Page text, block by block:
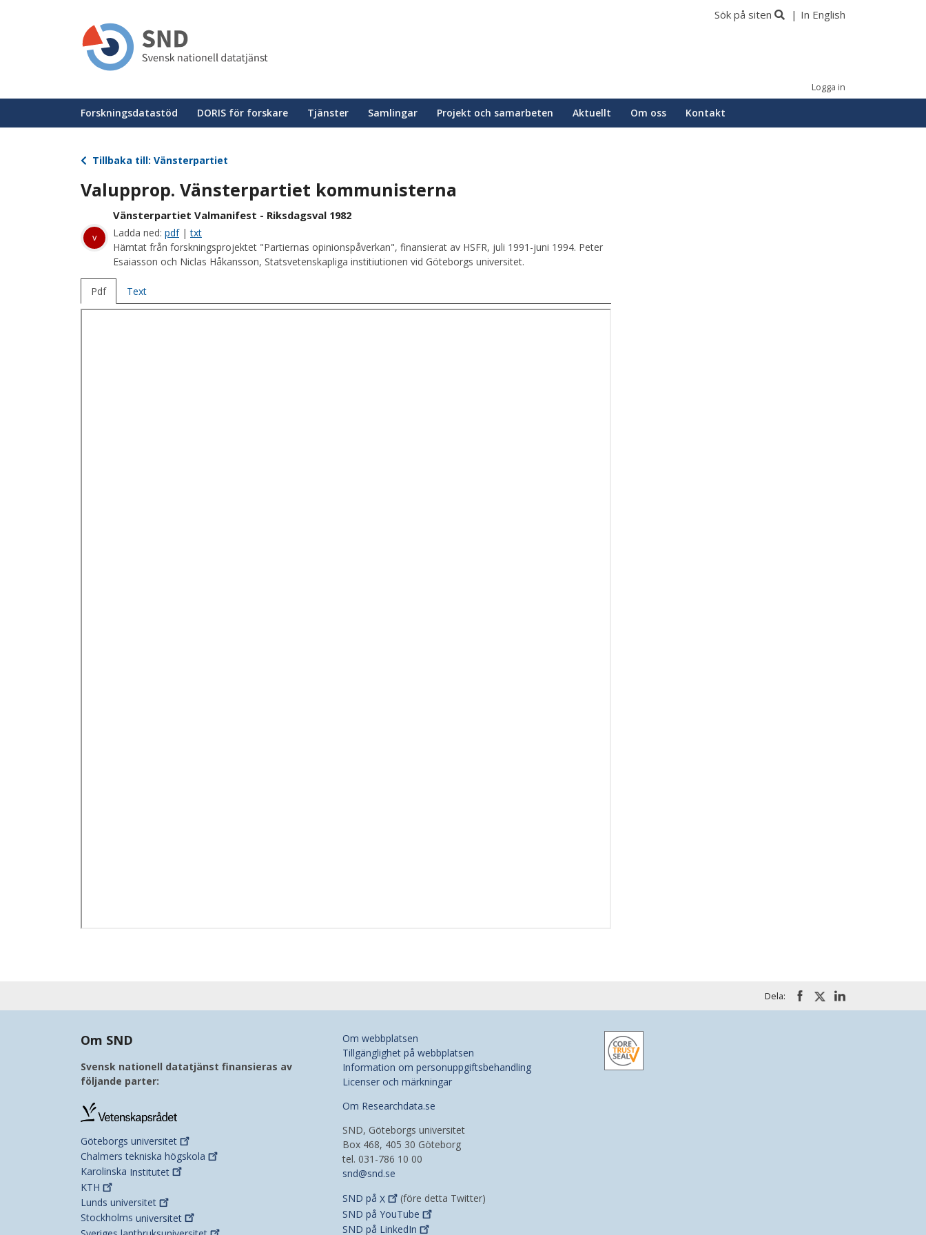
Sök på siten In English
Logga in
Huvudmeny
Forskningsdatastöd DORIS för forskare Tjänster Samlingar Projekt och samarbeten Aktuellt Om oss Kontakt
Tillbaka till: Vänsterpartiet
Valupprop. Vänsterpartiet kommunisterna
v
Vänsterpartiet Valmanifest - Riksdagsval 1982
Ladda ned: pdf|txt
Hämtat från forskningsprojektet "Partiernas opinionspåverkan", finansierat av HSFR, juli 1991-juni 1994. Peter
Esaiasson och Niclas Håkansson, Statsvetenskapliga institiutionen vid Göteborgs universitet.
Pdf Text
Dela:
Om SND
Svensk nationell datatjänst finansieras av
följande parter:
Göteborgs universitet
Chalmers tekniska högskola
Karolinska Institutet
KTH
Lunds universitet
Stockholms universitet
Om webbplatsen
Tillgänglighet på webbplatsen
Information om personuppgiftsbehandling
Licenser och märkningar
Om Researchdata.se
SND, Göteborgs universitet
Box 468, 405 30 Göteborg
tel. 031-786 10 00
snd@snd.se
SND på X
(före detta Twitter)
SND på YouTube
SND på LinkedIn